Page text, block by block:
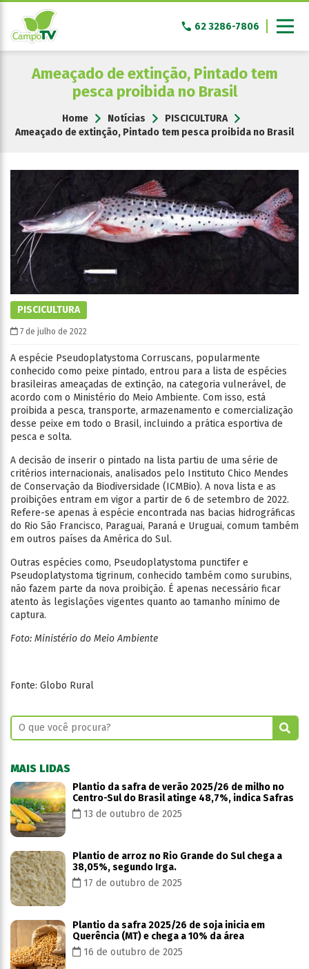
Pular
conteúdo
62 3286-7806
Ameaçado de extinção, Pintado tem
pesca proibida no Brasil
Home Notícias
PISCICULTURA
Ameaçado de extinção, Pintado tem pesca proibida no Brasil
PISCICULTURA
7 de julho de 2022
A espécie Pseudoplatystoma Corruscans, popularmente
conhecido como peixe pintado, entrou para a lista de espécies
brasileiras ameaçadas de extinção, na categoria vulnerável, de
acordo com o Ministério do Meio Ambiente. Com isso, está
proibida a pesca, transporte, armazenamento e comercialização
desse peixe em todo o Brasil, incluindo a prática esportiva de
pesca e solta.
A decisão de inserir o pintado na lista partiu de uma série de
critérios internacionais, analisados pelo Instituto Chico Mendes
de Conservação da Biodiversidade (ICMBio). A nova lista e as
proibições entram em vigor a partir de 6 de setembro de 2022.
Refere-se apenas à espécie encontrada nas bacias hidrográficas
do Rio São Francisco, Paraguai, Paraná e Uruguai, comum também
em outros países da América do Sul.
Outras espécies como, Pseudoplatystoma punctifer e
Pseudoplatystoma tigrinum, conhecido também como surubins,
não fazem parte da nova proibição. É apenas necessário ficar
atento às legislações vigentes quanto ao tamanho mínimo de
captura.
Foto: Ministério do Meio Ambiente
Fonte: Globo Rural
MAIS LIDAS
Plantio da safra de verão 2025/26 de milho no
Centro-Sul do Brasil atinge 48,7%, indica Safras
13 de outubro de 2025
Plantio de arroz no Rio Grande do Sul chega a
38,05%, segundo Irga.
17 de outubro de 2025
Plantio da safra 2025/26 de soja inicia em
Querência (MT) e chega a 10% da área
16 de outubro de 2025